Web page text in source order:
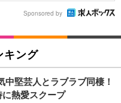
Sponsored by
キング
中堅芸人とラブラブ同棲！
に熱愛スクープ